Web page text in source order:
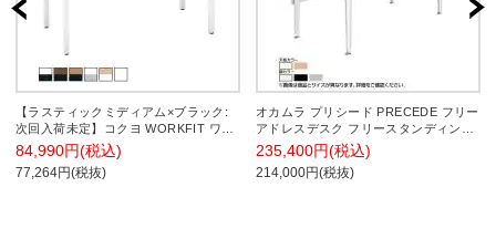
【ラスティックミディアム×ブラック:
次回入荷未定】コクヨ WORKFIT ワー
クフィット スタンダードテーブル フリ
ーアドレスデスク 会議テーブル 片面タ
イプ アジャスター脚 幅1400×奥行700×
84,990円(税込)
77,264円(税抜)
オカムラ プリシード PRECEDE フリー
アドレスデスク フリースタンディング
片面タイプ 3A21GH 3A24GH 脚・脚カ
バー同色 ネオウッド/ホワイト天板 塗
装脚 幅1400×奥行800×高さ720mm
235,400円(税込)
214,000円(税抜)